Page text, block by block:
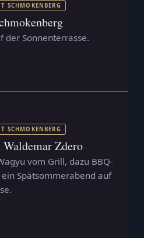
SCHMOKENBERG
der Sonnenterrasse.
SCHMOKENBERG
Zdero
vom Grill, dazu BBQ-
Spätsommerabend auf